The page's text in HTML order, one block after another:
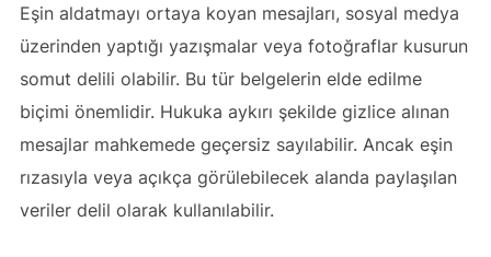
Eşin aldatmayı ortaya koyan mesajları, sosyal medya
üzerinden yaptığı yazışmalar veya fotoğraflar kusurun
somut delili olabilir. Bu tür belgelerin elde edilme
biçimi önemlidir. Hukuka aykırı şekilde gizlice alınan
mesajlar mahkemede geçersiz sayılabilir. Ancak eşin
rızasıyla veya açıkça görülebilecek alanda paylaşılan
veriler delil olarak kullanılabilir.